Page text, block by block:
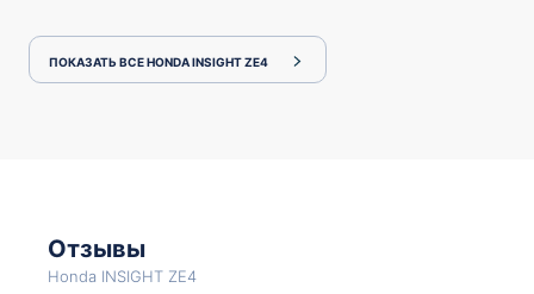
ПОКАЗАТЬ ВСЕ HONDA INSIGHT ZE4
Отзывы
Honda INSIGHT ZE4